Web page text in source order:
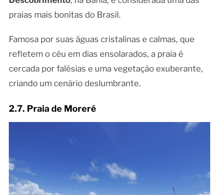
praias mais bonitas do Brasil.
Famosa por suas águas cristalinas e calmas, que
refletem o céu em dias ensolarados, a praia é
cercada por falésias e uma vegetação exuberante,
criando um cenário deslumbrante.
2.7. Praia de Moreré